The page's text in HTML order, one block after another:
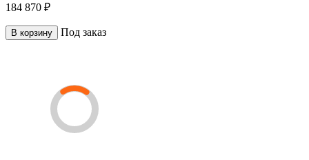
184 870 ₽
В корзину Под заказ